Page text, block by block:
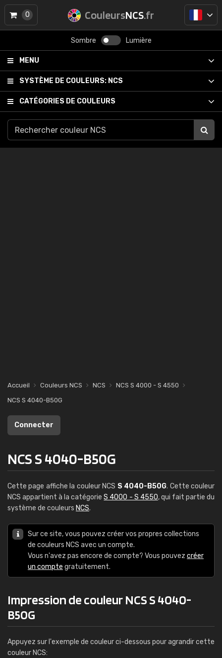
CouleursNCS.fr
Sombre Lumière
MENU
SYSTÈME DE COULEURS: NCS
CATÉGORIES DE COULEURS
0
Accueil Couleurs NCS NCS
NCS S 4000 - S 4550
NCS S 4040-B50G
Connecter
NCS S 4040-B50G
Cette page affiche la couleur NCS S 4040-B50G. Cette couleur
NCS appartient à la catégorieS 4000 - S 4550, qui fait partie du
système de couleurs NCS.
Sur ce site, vous pouvez créer vos propres collections
de couleurs NCS avec un compte.
Vous n'avez pas encore de compte? Vous pouvez créer
un compte gratuitement.
Impression de couleur NCS S 4040-
B50G
Appuyez sur l'exemple de couleur ci-dessous pour agrandir cette
couleur NCS: